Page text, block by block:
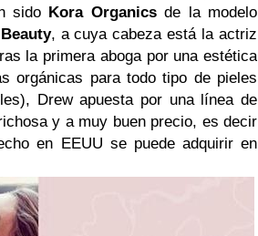
sido Kora Organicsde la modelo
, a cuya cabeza está la actriz
la primera aboga por una estética
orgánicas para todo tipo de pieles
Drew apuesta por una línea de
y a muy buen precio, es decir
en EEUU se puede adquirir en